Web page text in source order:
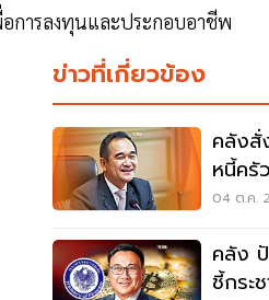
อการลงทุนและประกอบอาชีพ
ข่าวที่เกี่ยวข้อง
คลังสั่
หนี้ครั
04 ต.ค.
คลัง
ชี้กระ